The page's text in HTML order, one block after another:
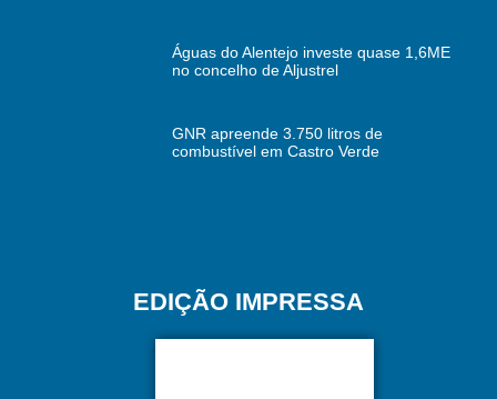
Águas do Alentejo investe quase 1,6ME
no concelho de Aljustrel
GNR apreende 3.750 litros de
combustível em Castro Verde
EDIÇÃO IMPRESSA